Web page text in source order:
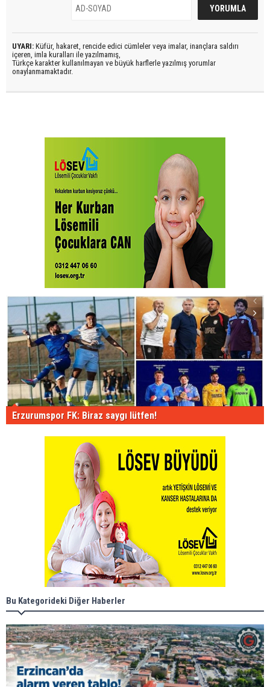
UYARI: Küfür, hakaret, rencide edici cümleler veya imalar, inançlara saldırı
içeren, imla kuralları ile yazılmamış,
Türkçe karakter kullanılmayan ve büyük harflerle yazılmış yorumlar
onaylanmamaktadır.
Erzurumspor FK: Biraz saygı lütfen!
Bu Kategorideki Diğer Haberler